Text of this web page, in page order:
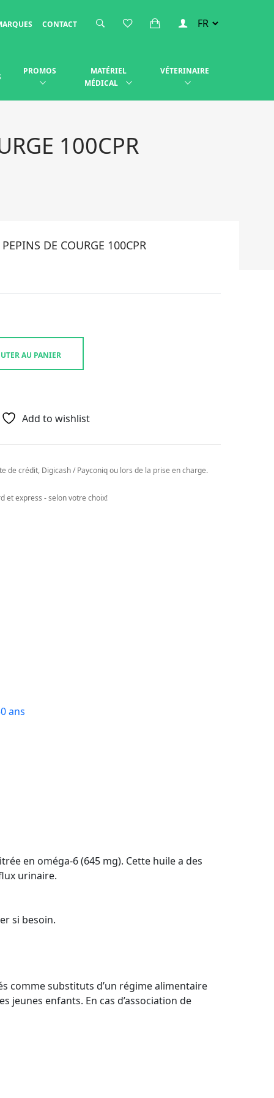
CONTACT
PROMOS
MATÉRIEL
MÉDICAL
VÉTERINAIRE
100CPR
DE COURGE 100CPR
AU PANIER
Add to wishlist
de crédit, Digicash / Payconiq ou lors de la prise en charge.
et express - selon votre choix!
ans
en oméga-6 (645 mg). Cette huile a des
urinaire.
si besoin.
comme substituts d’un régime alimentaire
jeunes enfants. En cas d’association de